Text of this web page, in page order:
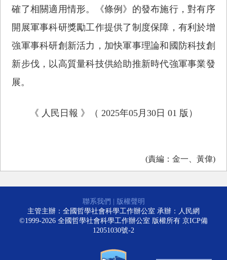
確了相關適用情形。《條例》的發布施行，對有序
開展軍事科研獎勵工作提供了制度保障，有利於增
強軍事科研創新活力，加快軍事理論和國防科技創
新步伐，以高質量科技供給助推新時代強軍事業發
展。
《 人民日報 》（ 2025年05月30日 01 版）
(責編：金一、黃偉)
聯系我們
版權聲明
主管主辦：全國哲學社會科學工作辦公室 承辦：人民網
©1999-2026 全國哲學社會科學工作辦公室 版權所有 京ICP備
12051030號-2